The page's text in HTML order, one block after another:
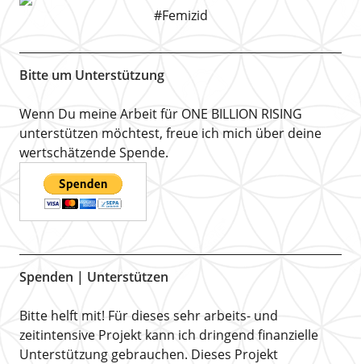
#Femizid
Bitte um Unterstützung
Wenn Du meine Arbeit für ONE BILLION RISING
unterstützen möchtest, freue ich mich über deine
wertschätzende Spende.
Spenden | Unterstützen
Bitte helft mit! Für dieses sehr arbeits- und
zeitintensive Projekt kann ich dringend finanzielle
Unterstützung gebrauchen. Dieses Projekt